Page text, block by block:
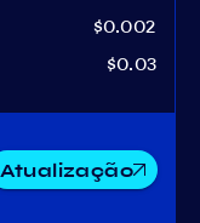
$0.002
$0.03
Atualização